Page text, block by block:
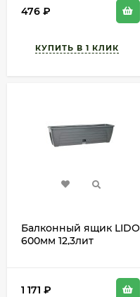
476 ₽
Балконный ящик LIDO
600мм 12,3лит
1 171 ₽